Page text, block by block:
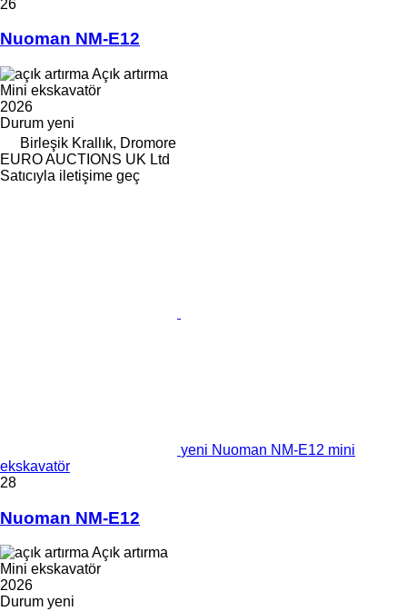
26
Nuoman NM-E12
Açık artırma
Mini ekskavatör
2026
Durum yeni
Birleşik Krallık, Dromore
EURO AUCTIONS UK Ltd
Satıcıyla iletişime geç
yeni Nuoman NM-E12 mini
ekskavatör
28
Nuoman NM-E12
Açık artırma
Mini ekskavatör
2026
Durum yeni